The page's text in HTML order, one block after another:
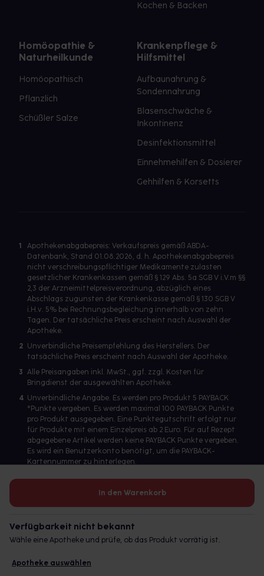
In den Warenkorb
Verfügbarkeit nicht bekannt
Wähle eine Apotheke und prüfe, ob das Produkt vorrätig ist.
Apotheke auswählen
Kochen & Backen
Homöopathie &
Naturheilkunde
Homöopathisch
Pflanzlich
Schüßler Salze
Krankenpflege &
Hilfsmittel
Aufbaunahrung &
Sondennahrung
Blasenschwäche &
Inkontinenz
Desinfektionsmittel
Einnehmehilfen & Dosierer
Gehhilfen & Korsetts
1
Apothekenabgabepreis: Verkaufspreis gemäß ABDA-
Datenbank, Stand 01.08.2026, d. h. Apothekenabgabepreis
nicht verschreibungspflichtiger Medikamente zulasten
gesetzlicher Krankenkassen gemäß § 129 Abs. 5a SGB V i.V.m §§
2,3 der Arzneimittelpreisverordnung, abzüglich eines
Abschlags zugunsten der Krankenkasse gemäß § 130 SGB V
i.H.v. 5% bei Rechnungsbegleichung innerhalb von zehn
Tagen. Der tatsächliche Preis erscheint nach Auswahl der
Apotheke.
2 Unverbindliche Preisempfehlung des Herstellers. Der
tatsächliche Preis erscheint nach Auswahl der Apotheke.
3 Alle Preisangaben inkl. MwSt., ggf. zzgl. Kosten für
Bringdienst der ausgewählten Apotheke.
4 Unverbindliche Angabe. Es werden pro Produkt 5 PAYBACK
°Punkte vergeben. Es werden maximal 100 PAYBACK Punkte
pro Produkt ausgegeben. Eine Punktegutschrift erfolgt nur
für Produkte mit einem Einzelpreis ab 2 Euro. Für auf Rezept
abgegebene Artikel werden keine PAYBACK Punkte vergeben.
Es wird ein Benutzerkonto benötigt, um die PAYBACK-
Kartennummer zu hinterlegen.
Betreiber des Portals und verantwortlich: gesund.de GmbH &
© 2026 gesund.de GmbH & Co. KG